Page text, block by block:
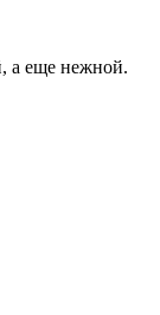
а еще нежной.